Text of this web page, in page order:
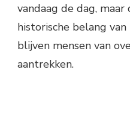
vandaag de dag,
historische belang
blijven mensen van
aantrekken.